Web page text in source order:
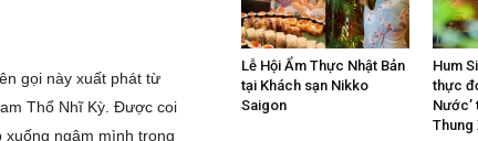
gọi này xuất phát từ
Thổ Nhĩ Kỳ. Được coi
ngâm mình trong
Lễ Hội Ẩm Thực Nhật Bản
tại Khách sạn Nikko
Saigon
Hum
thực
Nước’
Thung